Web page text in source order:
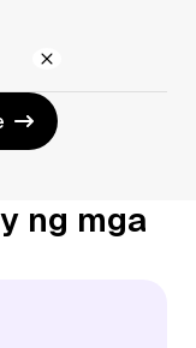
ng mga